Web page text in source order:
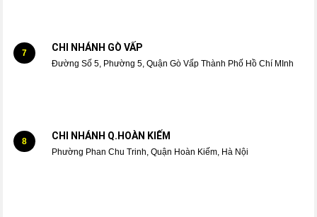
7 CHI NHÁNH GÒ VẤP
Đường Số 5, Phường 5, Quận Gò Vấp Thành Phố Hồ Chí MInh
8 CHI NHÁNH Q.HOÀN KIẾM
Phường Phan Chu Trinh, Quận Hoàn Kiếm, Hà Nội